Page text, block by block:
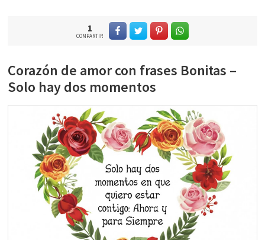
1
COMPARTIR
Corazón de amor con frases Bonitas –
Solo hay dos momentos